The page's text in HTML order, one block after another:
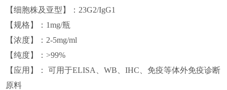
【细胞株及亚型 】
：23G2/IgG1
【规格 】 ： 1mg/瓶
【浓度】 ： 2-5mg/ml
【纯度】 ：>99%
【 应用 】 ： 可用于ELISA、WB、IHC、免疫等体外免疫诊断
原料